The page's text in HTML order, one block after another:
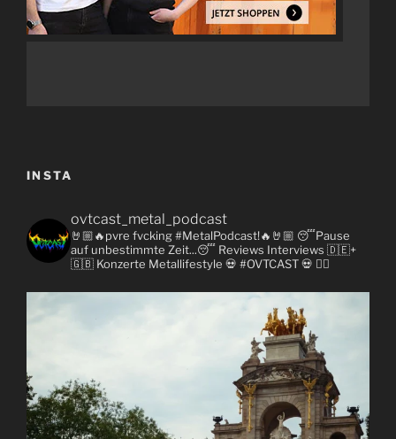
INSTA
ovtcast_metal_podcast
🤘🏼🔥pvre fvcking #MetalPodcast!🔥🤘🏼 😴Pause
auf unbestimmte Zeit...😴 Reviews Interviews 🇩🇪+
🇬🇧 Konzerte Metallifestyle 💀 #OVTCAST 💀 👇🏼